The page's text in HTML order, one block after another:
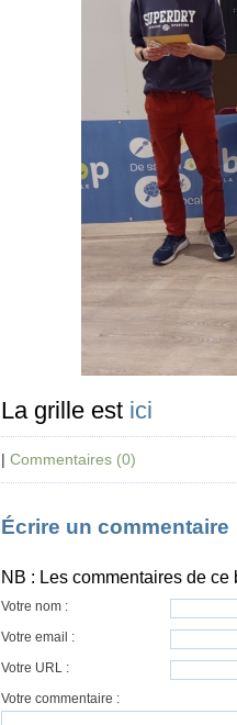
La grille est ici
| Commentaires (0)
Écrire un commentaire
NB : Les commentaires de ce
Votre nom :
Votre email :
Votre URL :
Votre commentaire :